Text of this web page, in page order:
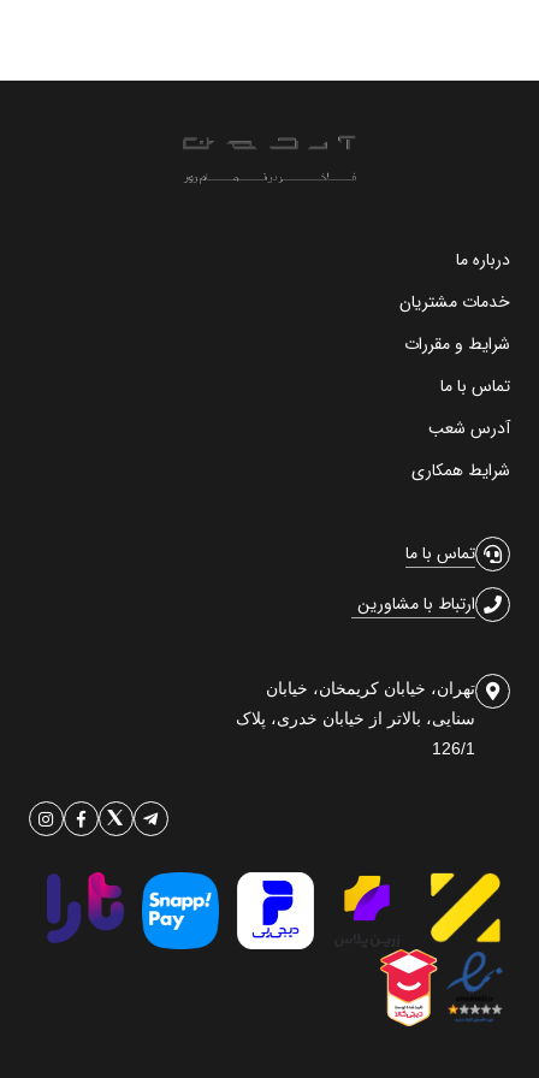
درباره ما
خدمات مشتریان
شرایط و مقررات
تماس با ما
آدرس شعب
شرایط همکاری
تماس با ما
ارتباط با مشاورین
تهران، خیابان کریمخان، خیابان
سنایی، بالاتر از خیابان خدری، پلاک
126/1